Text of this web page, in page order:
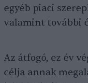
egyéb piaci
valamint további
Az átfogó, ez év
célja annak